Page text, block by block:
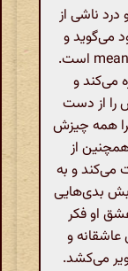
ناشی از
می‌گوید و
اینکه زندگی‌اش بدون معشوق meaningless است.
می‌کند و
را از دست
همه چیزش
از
و به
بدی‌هایی
او فکر
و
می‌کشد.